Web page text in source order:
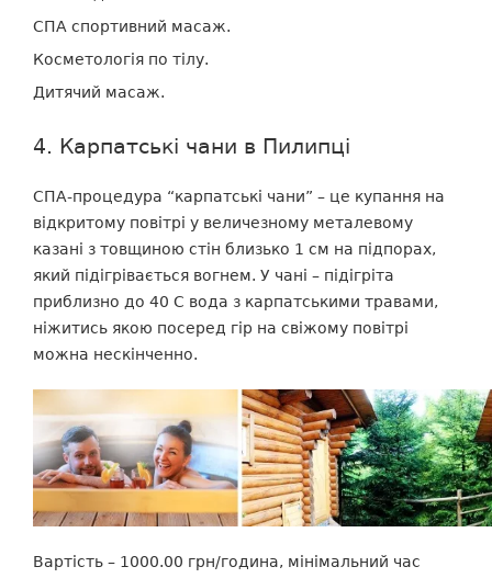
СПА спортивний масаж.
Косметологія по тілу.
Дитячий масаж.
4. Карпатські чани в Пилипці
СПА-процедура “карпатські чани” – це купання на
відкритому повітрі у величезному металевому
казані з товщиною стін близько 1 см на підпорах,
який підігрівається вогнем. У чані – підігріта
приблизно до 40 С вода з карпатськими травами,
ніжитись якою посеред гір на свіжому повітрі
можна нескінченно.
Вартість – 1000.00 грн/година, мінімальний час